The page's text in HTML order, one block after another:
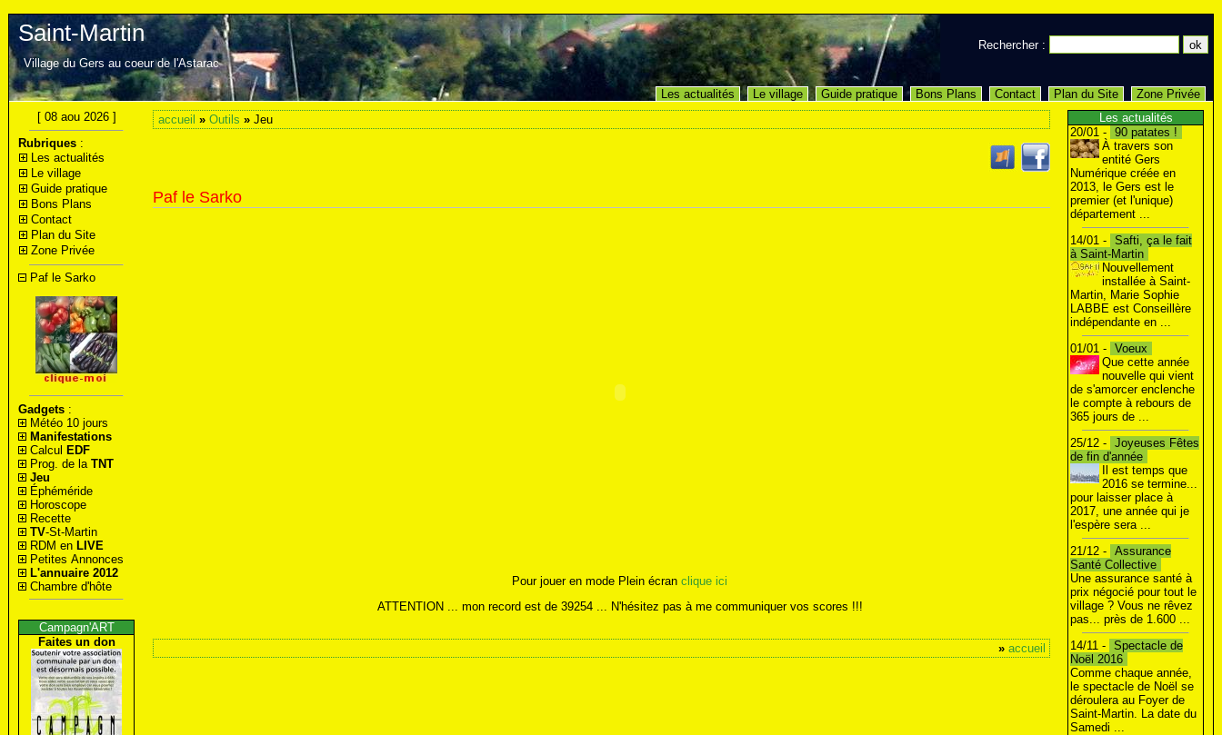
Saint-Martin
Village du Gers au coeur de l'Astarac
Rechercher :
Les actualités Le village Guide pratique Bons Plans Contact Plan du Site
Zone Privée
[ 08 aou 2026 ]
Rubriques :
Les actualités
Le village
Guide pratique
Bons Plans
Contact
Plan du Site
Zone Privée
Paf le Sarko
Gadgets :
Météo 10 jours
Manifestations
Calcul EDF
Prog. de la TNT
Jeu
Éphéméride
Horoscope
Recette
TV-St-Martin
RDM en LIVE
Petites Annonces
L'annuaire 2012
Chambre d'hôte
Campagn'ART
Faites un don
accueil » Outils » Jeu
Paf le Sarko
Pour jouer en mode Plein écran clique ici
ATTENTION ... mon record est de 39254 ... N'hésitez pas à me communiquer vos scores !!!
» accueil
Les actualités
20/01 - 90 patates !
À travers son
entité Gers
Numérique créée en
2013, le Gers est le
premier (et l'unique)
département ...
14/01 - Safti, ça le fait
à Saint-Martin
Nouvellement
installée à Saint-
Martin, Marie Sophie
LABBE est Conseillère
indépendante en ...
01/01 - Voeux
Que cette année
nouvelle qui vient
de s'amorcer enclenche
le compte à rebours de
365 jours de ...
25/12 - Joyeuses Fêtes
de fin d'année
Il est temps que
2016 se termine...
pour laisser place à
2017, une année qui je
l'espère sera ...
21/12 - Assurance
Santé Collective
Une assurance santé à
prix négocié pour tout le
village ? Vous ne rêvez
pas... près de 1.600 ...
14/11 - Spectacle de
Noël 2016
Comme chaque année,
le spectacle de Noël se
déroulera au Foyer de
Saint-Martin. La date du
Samedi ...